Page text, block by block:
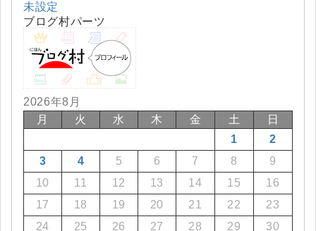
未設定
ブログ村パーツ
2026年8月
月
火 水 木 金 土
日
1
2
3
4 5 6 7 8
9
10
11 12 13 14 15
16
17
18 19 20 21 22
23
24
25 26 27 28 29 30